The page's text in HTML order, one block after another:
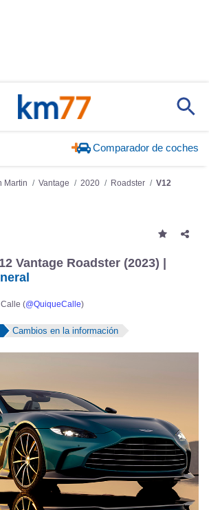
Comparador de coches
Martin Vantage 2020 Roadster V12
Vantage Roadster (2023) |
(@QuiqueCalle)
Cambios en la información